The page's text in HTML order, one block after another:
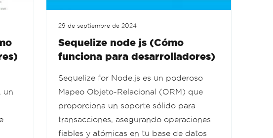
un
29 de septiembre de 2024
Sequelize node js (Cómo
funciona para desarrolladores)
Sequelize for Node.js es un poderoso
Mapeo Objeto-Relacional (ORM) que
proporciona un soporte sólido para
transacciones, asegurando operaciones
fiables y atómicas en tu base de datos